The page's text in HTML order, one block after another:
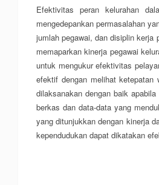
Efektivitas peran kelurahan
mengedepankan permasalahan
jumlah pegawai, dan disiplin kerja
memaparkan kinerja pegawai
untuk mengukur efektivitas
efektif dengan melihat
dilaksanakan dengan baik
berkas dan data-data yang
yang ditunjukkan dengan kinerja
kependudukan dapat dikatakan